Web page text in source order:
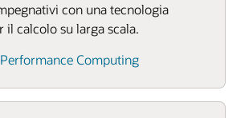
con una tecnologia
il calcolo su larga scala.
Computing